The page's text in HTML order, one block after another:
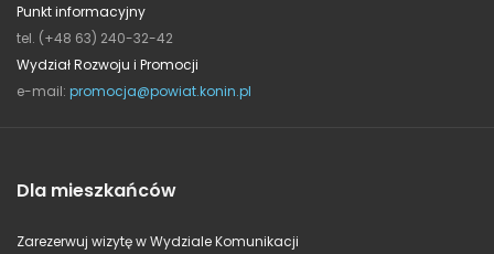
Punkt informacyjny
tel. (+48 63) 240-32-42
Wydział Rozwoju i Promocji
e-mail: promocja@powiat.konin.pl
Dla mieszkańców
Zarezerwuj wizytę w Wydziale Komunikacji